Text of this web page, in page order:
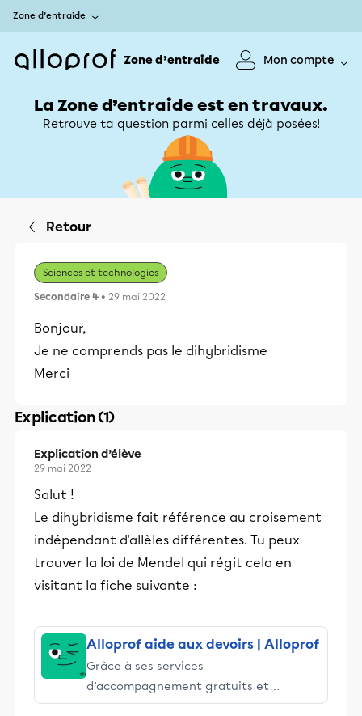
Zone d’entraide
Zone d’entraide Mon compte
La Zone d’entraide est en travaux.
Retrouve ta question parmi celles déjà posées!
Retour
Sciences et technologies
Secondaire 4 • 29 mai 2022
Bonjour,
Je ne comprends pas le dihybridisme
Merci
Explication (1)
Explication d’élève
29 mai 2022
Salut !
Le dihybridisme fait référence au croisement
indépendant d'allèles différentes. Tu peux
trouver la loi de Mendel qui régit cela en
visitant la fiche suivante :
Alloprof aide aux devoirs | Alloprof
Grâce à ses services
d’accompagnement gratuits et
stimulants, Alloprof engage les élèves